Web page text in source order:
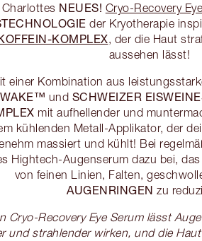
Charlottes NEUES! Cryo-Recovery
der Kryotherapie
KOMPLEX, der die Haut
aussehen lässt!
einer Kombination aus
und SCHWEIZER
mit aufhellender und
kühlenden Metall-Applikator, der
massiert und kühlt! Bei
Hightech-Augenserum dazu bei, das
von feinen Linien, Falten,
AUGENRINGEN zu
Cryo-Recovery Eye Serum lässt
und strahlender wirken, und die